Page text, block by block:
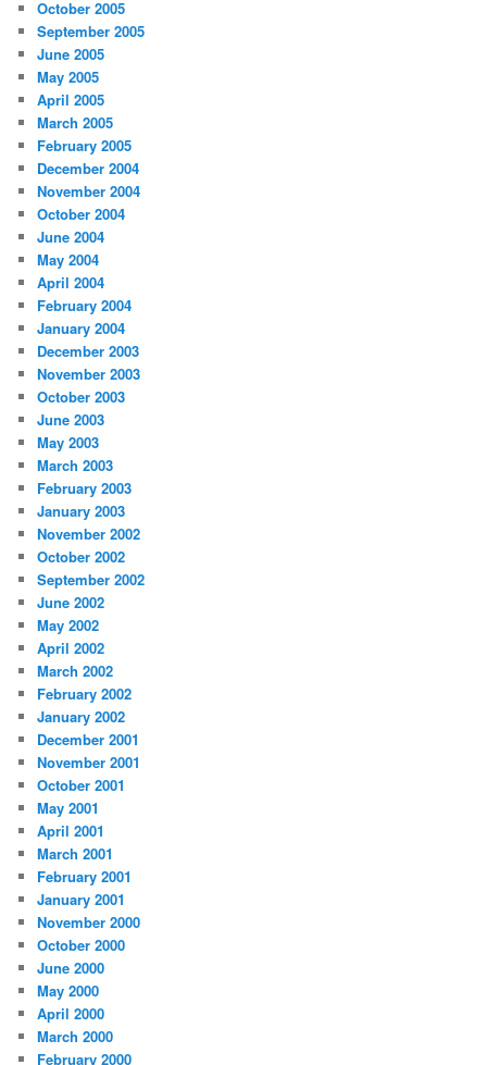
October 2005
September 2005
June 2005
May 2005
April 2005
March 2005
February 2005
December 2004
November 2004
October 2004
June 2004
May 2004
April 2004
February 2004
January 2004
December 2003
November 2003
October 2003
June 2003
May 2003
March 2003
February 2003
January 2003
November 2002
October 2002
September 2002
June 2002
May 2002
April 2002
March 2002
February 2002
January 2002
December 2001
November 2001
October 2001
May 2001
April 2001
March 2001
February 2001
January 2001
November 2000
October 2000
June 2000
May 2000
April 2000
March 2000
February 2000